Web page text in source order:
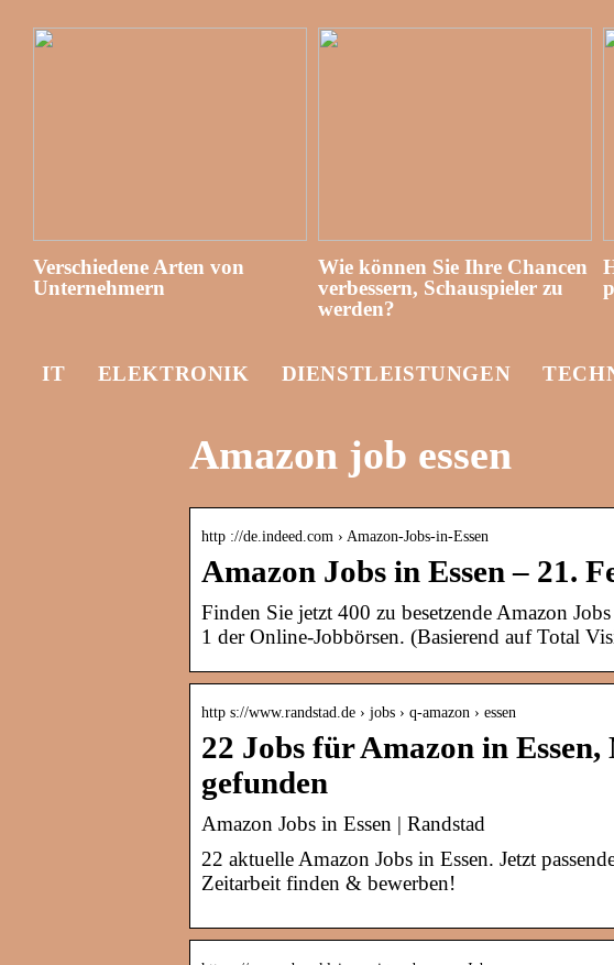
Verschiedene Arten von
Unternehmern
Wie können Sie Ihre Chancen
verbessern, Schauspieler zu
werden?
IT ELEKTRONIK DIENSTLEISTUNGEN
Amazon job essen
http ://de.indeed.com › Amazon-Jobs-in-Essen
Amazon Jobs in Essen – 21.
Finden Sie jetzt 400 zu besetzende Amazon
1 der Online-Jobbörsen. (Basierend auf Total
http s://www.randstad.de › jobs › q-amazon › essen
22 Jobs für Amazon in
gefunden
Amazon Jobs in Essen | Randstad
22 aktuelle Amazon Jobs in Essen. Jetzt
Zeitarbeit finden & bewerben!